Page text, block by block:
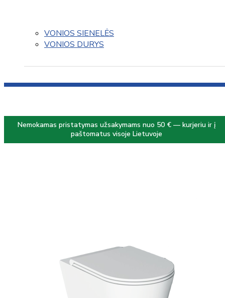
VONIOS SIENELĖS
VONIOS DURYS
Nemokamas pristatymas užsakymams nuo 50 € — kurjeriu ir į
paštomatus visoje Lietuvoje